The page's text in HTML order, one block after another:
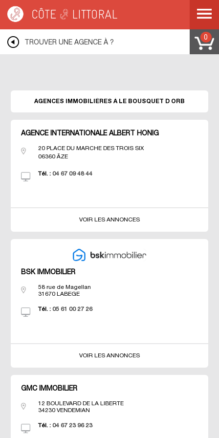
Warning : Undefined variable $idUser in
/var/www/mobile.cotelittoral.fr/annuaire.php
Côte & Littoral>Les agences du littoral>Agences immobili&eagrave;res
MEDITERRANEE
Agences immobili&eagrave;res LANGUEDOC ROUSSILLON>
Agences immobili&eagrave;res HERAULT
Agences immobili&eagrave;res LE
BOUSQUET D ORB
TROUVER UNE AGENCE À ?
0
AGENCES IMMOBILIÈRES À LE BOUSQUET D ORB
AGENCE INTERNATIONALE ALBERT HONIG
20 PLACE DU MARCHE DES TROIS SIX
06360 ÃZE
Tél. : 04 67 09 48 44
VOIR LES ANNONCES
BSK IMMOBILIER
58 rue de Magellan
31670 LABEGE
Tél. : 05 61 00 27 26
VOIR LES ANNONCES
GMC IMMOBILIER
12 BOULEVARD DE LA LIBERTE
34230 VENDEMIAN
Tél. : 04 67 23 96 23